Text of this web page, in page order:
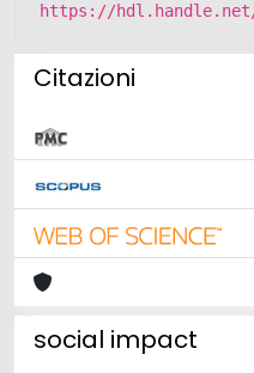
https://hdl.handle.net/
Citazioni
social impact